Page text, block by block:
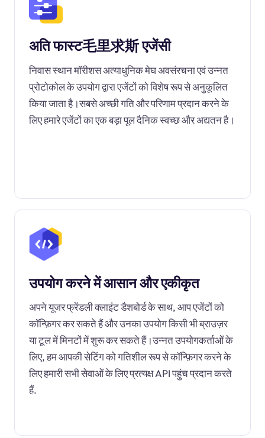
अति फास्ट毛里求斯 एजेंसी
निवास स्थान मॉरीशस अत्याधुनिक मेघ अवसंरचना एवं उन्नत
प्रोटोकोल के उपयोग द्वारा एजेंटों को विशेष रूप से अनुकूलित
किया जाता है।सबसे अच्छी गति और परिणाम प्रदान करने के
लिए हमारे एजेंटों का एक बड़ा पूल दैनिक स्वच्छ और अद्यतन है।
उपयोग करने में आसान और एकीकृत
अपने यूजर फ्रेंडली क्लाइंट डैशबोर्ड के साथ, आप एजेंटों को
कॉन्फ़िगर कर सकते हैं और उनका उपयोग किसी भी ब्राउज़र
या टूल में मिनटों में शुरू कर सकते हैं।उन्नत उपयोगकर्ताओं के
लिए, हम आपकी सेटिंग को गतिशील रूप से कॉन्फ़िगर करने के
लिए हमारी सभी सेवाओं के लिए प्रत्यक्ष API पहुंच प्रदान करते
हैं.